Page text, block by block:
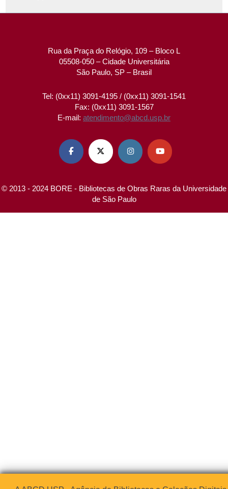
Rua da Praça do Relógio, 109 – Bloco L
05508-050 – Cidade Universitária
São Paulo, SP – Brasil
Tel: (0xx11) 3091-4195 / (0xx11) 3091-1541
Fax: (0xx11) 3091-1567
E-mail: atendimento@abcd.usp.br
   
© 2013 - 2024 BORE - Bibliotecas de Obras Raras da Universidade
de São Paulo